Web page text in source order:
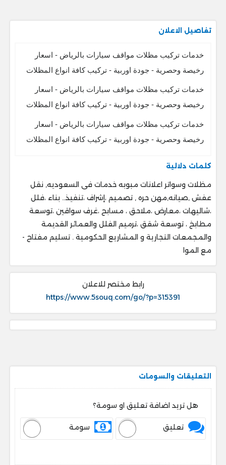
تفاصيل الاعلان
خدمات تركيب مظلات مواقف سيارات بالرياض - اسعار
رخيصة وحصرية - جودة اوربية - تركيب كافة انواع المظلات
خدمات تركيب مظلات مواقف سيارات بالرياض - اسعار
رخيصة وحصرية - جودة اوربية - تركيب كافة انواع المظلات
خدمات تركيب مظلات مواقف سيارات بالرياض - اسعار
رخيصة وحصرية - جودة اوربية - تركيب كافة انواع المظلات
كلمات دلالية
مظلات وسواتر اعلانات مبوبه خدمات فى السعوديه, نقل
عفش ,صيانه,مهن حره , تصميم ،إشراف ،تنفيذ.. ‎بناء ،فلل
،شاليهات ،معارض ،ملاحق ، ‎مسابح ،غرف سواقين ،توسعة
مطابخ ، ‎توسعة شقق ،ترميم الفلل والعمائر القديمة
والمجمعات التجارية و المشاريع الحكومية . ‎تسليم مفتاح -
مع الموا
رابط مختصر للاعلان
https://www.5souq.com/go/?p=315391
التعليقات والسومات
هل تريد اضافة تعليق او سومة؟
تعليق سومة